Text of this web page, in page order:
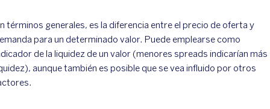
términos generales, es la diferencia entre el precio de oferta y
para un determinado valor. Puede emplearse como
de la liquidez de un valor (menores spreads indicarían más
aunque también es posible que se vea influido por otros